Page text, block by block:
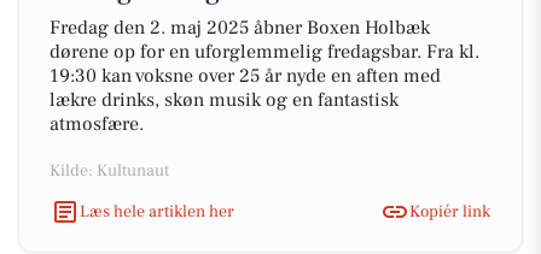
Fredag den 2. maj 2025 åbner Boxen Holbæk
dørene op for en uforglemmelig fredagsbar. Fra kl.
19:30 kan voksne over 25 år nyde en aften med
lækre drinks, skøn musik og en fantastisk
atmosfære.
Kilde: Kultunaut
Læs hele artiklen her
Kopiér link